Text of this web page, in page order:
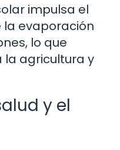
impulsa el
la evaporación
lo que
la agricultura y
y el